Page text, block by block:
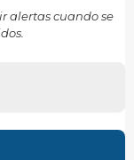
alertas cuando se